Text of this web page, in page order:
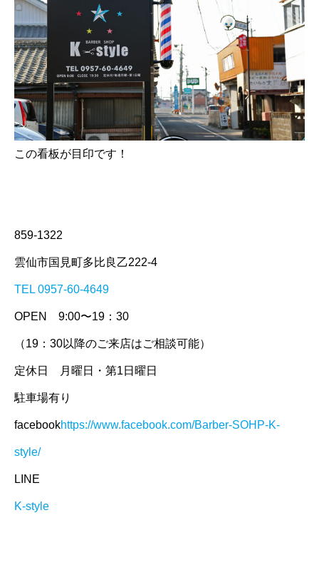
この看板が目印です！
859-1322
雲仙市国見町多比良乙222-4
TEL 0957-60-4649
OPEN 9:00〜19：30
（19：30以降のご来店はご相談可能）
定休日 月曜日・第1日曜日
駐車場有り
facebookhttps://www.facebook.com/Barber-SOHP-K-
style/
LINE
K-style